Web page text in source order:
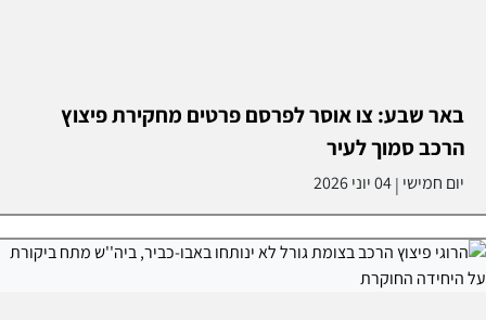
באר שבע: צו אוסר לפרסם פרטים מחקירת פיצוץ
הרכב סמוך לעיר
יום חמישי |04 יוני 2026